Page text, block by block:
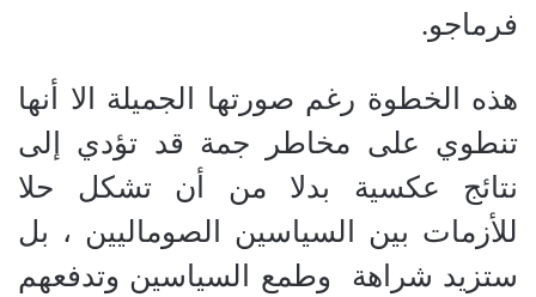
فرماجو.
هذه الخطوة رغم صورتها الجميلة الا أنها
تنطوي على مخاطر جمة قد تؤدي إلى
نتائج عكسية بدلا من أن تشكل حلا
للأزمات بين السياسين الصوماليين ، بل
ستزيد شراهة
وطمع السياسين وتدفعهم